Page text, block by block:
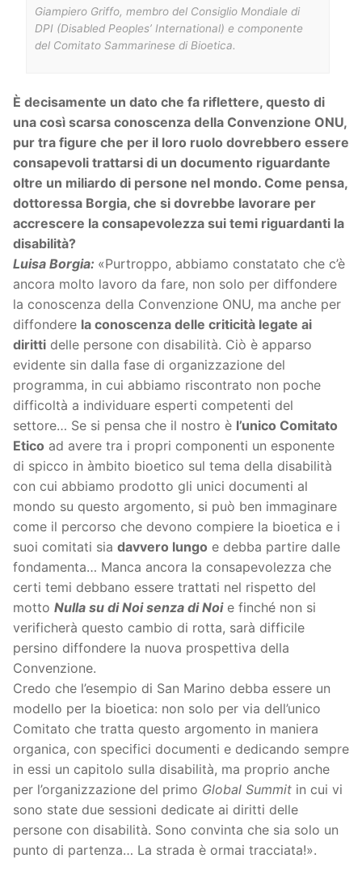
Giampiero Griffo, membro del Consiglio Mondiale di
DPI (Disabled Peoples’ International) e componente
del Comitato Sammarinese di Bioetica.
È decisamente un dato che fa riflettere, questo di
una così scarsa conoscenza della Convenzione ONU,
pur tra figure che per il loro ruolo dovrebbero essere
consapevoli trattarsi di un documento riguardante
oltre un miliardo di persone nel mondo. Come pensa,
dottoressa Borgia, che si dovrebbe lavorare per
accrescere la consapevolezza sui temi riguardanti la
disabilità?
Luisa Borgia: «Purtroppo, abbiamo constatato che c’è
ancora molto lavoro da fare, non solo per diffondere
la conoscenza della Convenzione ONU, ma anche per
diffondere la conoscenza delle criticità legate ai
diritti delle persone con disabilità. Ciò è apparso
evidente sin dalla fase di organizzazione del
programma, in cui abbiamo riscontrato non poche
difficoltà a individuare esperti competenti del
settore… Se si pensa che il nostro è l’unico Comitato
Etico ad avere tra i propri componenti un esponente
di spicco in àmbito bioetico sul tema della disabilità
con cui abbiamo prodotto gli unici documenti al
mondo su questo argomento, si può ben immaginare
come il percorso che devono compiere la bioetica e i
suoi comitati sia davvero lungo e debba partire dalle
fondamenta… Manca ancora la consapevolezza che
certi temi debbano essere trattati nel rispetto del
motto Nulla su di Noi senza di Noie finché non si
verificherà questo cambio di rotta, sarà difficile
persino diffondere la nuova prospettiva della
Convenzione.
Credo che l’esempio di San Marino debba essere un
modello per la bioetica: non solo per via dell’unico
Comitato che tratta questo argomento in maniera
organica, con specifici documenti e dedicando sempre
in essi un capitolo sulla disabilità, ma proprio anche
per l’organizzazione del primo Global Summit in cui vi
sono state due sessioni dedicate ai diritti delle
persone con disabilità. Sono convinta che sia solo un
punto di partenza… La strada è ormai tracciata!».